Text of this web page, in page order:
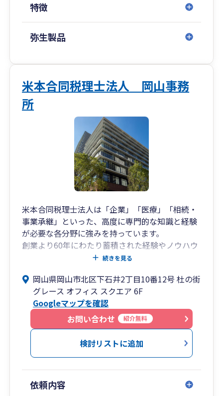
特徴
弥生製品
米本合同税理士法人 岡山事務
所
米本合同税理士法人は「企業」「医療」「相続・
事業承継」といった、高度に専門的な知識と経験
が必要な各分野に強みを持っています。
創業より60年にわたり蓄積された経験やノウハウ
を活かすとともに、各分野における経験豊富なス
供いたします。
米本合同税理士法人 岡山事務所は、岡山の地にお
いて1951年より櫻井会計事務所（後身、みどり合
同会計）として開業し、
2012年7月に米本合同税理士法人へ事業譲渡を行
いました。現在は「杜の街グレース オフィス スク
岡山事務所スタッフの平均年齢は30代と若いメン
続きを見る
岡山県岡山市北区下石井2丁目10番12号 杜の街
グレース オフィス スクエア 6F
Googleマップを確認
お問い合わせ
紹介無料
検討リストに追加
依頼内容